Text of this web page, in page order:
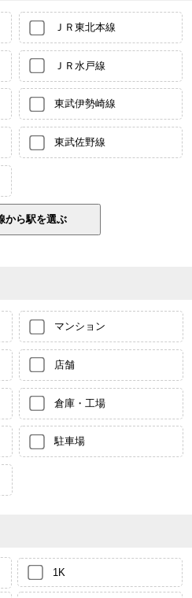
ＪＲ東北本線
ＪＲ水戸線
東武伊勢崎線
東武佐野線
マンション
店舗
倉庫・工場
駐車場
1K